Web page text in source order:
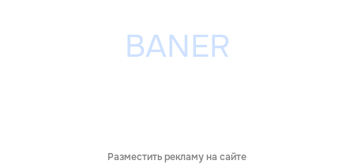
Разместить рекламу на сайте